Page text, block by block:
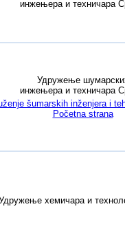
инжењера и техничара
Удружење
инжењера и техничара
šumarskih inženjera i
Početna strana
хемичара и